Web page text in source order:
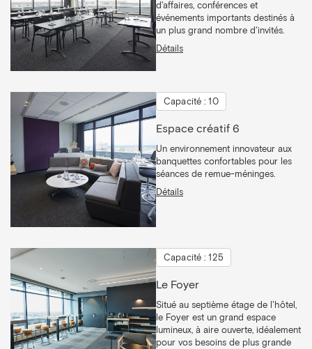
d'affaires, conférences et
événements importants destinés à
un plus grand nombre d'invités.
Détails
Capacité : 10
Espace créatif 6
Un environnement innovateur aux
banquettes confortables pour les
séances de remue-méninges.
Détails
Capacité : 125
Le Foyer
Situé au septième étage de l'hôtel,
le Foyer est un grand espace
lumineux, à aire ouverte, idéalement
pour vos besoins de plus grande